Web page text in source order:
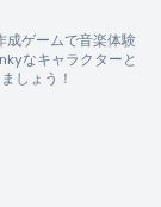
ゲームで音楽体験
なキャラクターと
しょう！